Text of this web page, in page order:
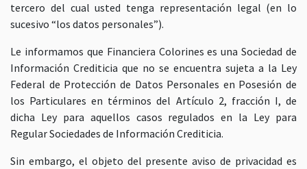
tercero del cual usted tenga representación legal (en lo
sucesivo “los datos personales”).
Le informamos que Financiera Colorines es una Sociedad de
Información Crediticia que no se encuentra sujeta a la Ley
Federal de Protección de Datos Personales en Posesión de
los Particulares en términos del Artículo 2, fracción I, de
dicha Ley para aquellos casos regulados en la Ley para
Regular Sociedades de Información Crediticia.
Sin embargo, el objeto del presente aviso de privacidad es